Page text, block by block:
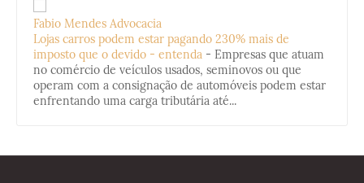
Fabio Mendes Advocacia
Lojas carros podem estar pagando 230% mais de
imposto que o devido - entenda - Empresas que atuam
no comércio de veículos usados, seminovos ou que
operam com a consignação de automóveis podem estar
enfrentando uma carga tributária até...